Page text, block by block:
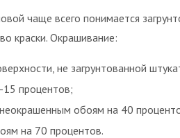
чаще всего понимается
краски. Окрашивание:
не загрунтованной
процентов;
неокрашенным обоям на 40
на 70 процентов.